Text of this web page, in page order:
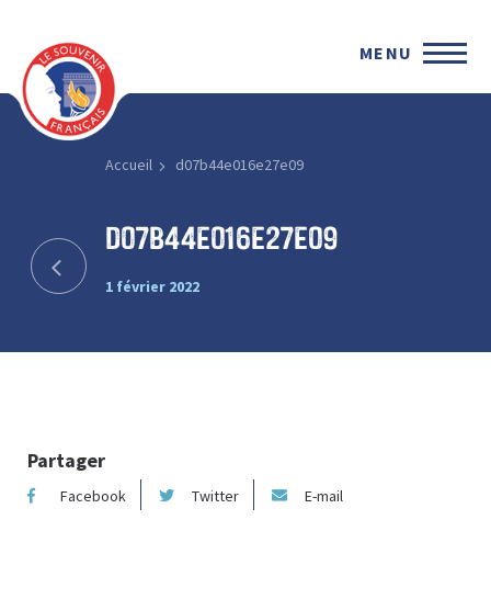
MENU
Accueil d07b44e016e27e09
d07b44e016e27e09
1 février 2022
Partager
Facebook Twitter E-mail